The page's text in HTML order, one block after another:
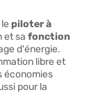
piloter à
et sa fonction
d'énergie.
libre et
économies
pour la